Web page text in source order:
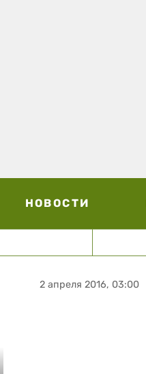
НОВОСТИ
2 апреля 2016, 03:00